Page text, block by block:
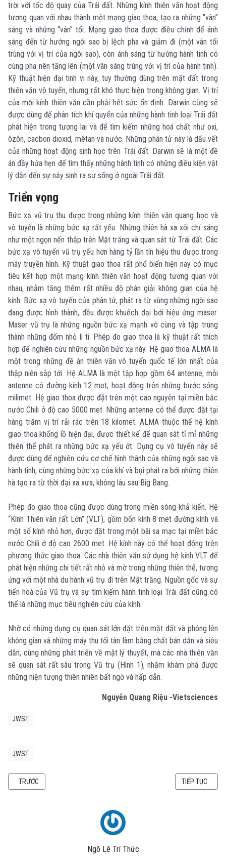
Ngô Lê Trí Thức
trời với tốc độ quay của Trái đất. Những kính thiên văn hoạt động
tương quan với nhau thành một mạng giao thoa, tạo ra những “vân”
sáng và những “vân” tối. Mạng giao thoa được điều chỉnh để ánh
sáng đến từ hướng ngôi sao bị lệch pha và giảm đi (một vân tối
trùng với vị trí của ngôi sao), còn ánh sáng từ hướng hành tinh có
cùng pha nên tăng lên (một vân sáng trùng với vị trí của hành tinh).
Kỹ thuật hiện đại tinh vi này, tuy thường dùng trên mặt đất trong
thiên văn vô tuyến, nhưng rất khó thực hiện trong không gian. Vị trí
của mỗi kính thiên văn cần phải hết sức ổn định. Darwin cũng sẽ
được dùng để phân tích khí quyển của những hành tinh loại Trái đất
phát hiện trong tương lai và để tìm kiếm những hoá chất như oxi,
ôzôn, cacbon dioxid, mêtan và nước. Những phân tử này là dấu vết
của những hoạt động sinh học trên Trái đất. Darwin sẽ là một đề
án đầy hứa hẹn để tìm thấy những hành tinh có những điều kiện vật
lý dẫn đến sự nảy sinh ra sự sống ở ngoài Trái đất.
Triển vọng
Bức xạ vũ trụ thu được trong những kính thiên văn quang học và
vô tuyến là những bức xạ rất yếu. Những thiên hà xa xôi chỉ sáng
như một ngọn nến thắp trên Mặt trăng và quan sát từ Trái đất. Các
bức xạ vô tuyến vũ trụ yếu hơn hàng tỷ lần tín hiệu thu được trong
máy truyền hình. Kỹ thuật giao thoa rất phổ biến hiện nay có mục
tiêu kết hợp một mạng kính thiên văn hoạt động tương quan với
nhau, nhằm tăng thêm rất nhiều độ phân giải không gian của hệ
kính. Bức xạ vô tuyến của phân tử, phát ra từ vùng những ngôi sao
đang được hình thành, đều được khuếch đại bởi hiệu ứng maser.
Maser vũ trụ là những nguồn bức xạ mạnh vô cùng và tập trung
thành những đốm nhỏ li ti. Phép đo giao thoa là kỹ thuật rất thích
hợp để nghiên cứu những nguồn bức xạ này. Hệ giao thoa ALMA là
một trong những đề án thiên văn vô tuyến quốc tế lớn nhất của
thập niên sắp tới. Hệ ALMA là một tập hợp gồm 64 antenne, mỗi
antenne có đường kính 12 met, hoạt động trên những bước sóng
milimet. Hệ giao thoa được đặt trên một cao nguyên tại miền bắc
nước Chili ở độ cao 5000 met. Những antenne có thể được đặt tại
hàng trăm vị trí rải rác trên 18 kilomet. ALMA thuộc thế hệ kính
giao thoa khổng lồ hiện đại, được thiết kế để quan sát tỉ mỉ những
thiên thể phát ra những bức xạ yếu ớt. Dụng cụ vô tuyến này sẽ
được dùng để nghiên cứu cơ chế hình thành của những ngôi sao và
hành tinh, cùng những bức xạ của khí và bụi phát ra bởi những thiên
hà tạo ra từ thời đại xa xưa, không lâu sau Big Bang.
Phép đo giao thoa cũng được dùng trong miền sóng khả kiến. Hệ
“Kính Thiên văn rất Lớn” (VLT), gồm bốn kính 8 met đường kính và
một số kính nhỏ hơn, được đặt trong một bãi sa mạc tại miền bắc
nước Chili ở độ cao 2600 met. Hệ kính này có thể hoạt động trên
phương thức giao thoa. Các nhà thiên văn sử dụng hệ kính VLT để
phát hiện những chi tiết rất nhỏ và mờ trong những thiên thể, tương
ứng với một nhà du hành vũ trụ đi trên Mặt trăng. Nguồn gốc và sự
tiến hoá của Vũ trụ và sự tìm kiếm hành tinh loại Trái đất cũng có
thể là những mục tiêu nghiên cứu của kính.
Nhờ có những dụng cụ quan sát lớn đặt trên mặt đất và phóng lên
không gian và những máy thu tối tân làm bằng chất bán dẫn và siêu
dẫn, cùng những phát triển về mặt lý thuyết, mà các nhà thiên văn
sẽ quan sát rất sâu trong Vũ trụ (Hình 1), nhằm khám phá được
những hiện tượng thiên nhiên bất ngờ và hấp dẫn.
Nguyễn Quang Riệu -Vietsciences
JWST
JWST
BÀI VIẾT TRƯỚC: NĂNG LƯỢNG TỐI LÀ GÌ? VẬT CHẤT TỐI LÀ GÌ?
TRƯỚC BÀI VIẾT KẾ
TIẾP TỤC